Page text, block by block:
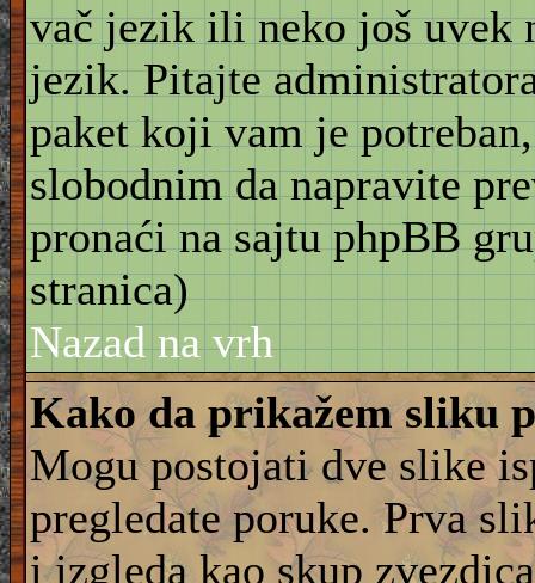
vač jezik ili neko još uvek
jezik. Pitajte
paket koji vam je
slobodnim da napravite
pronaći na sajtu phpBB
stranica)
Nazad na vrh
Kako da prikažem sliku
Mogu postojati dve slike
pregledate poruke. Prva
i izgleda kao skup